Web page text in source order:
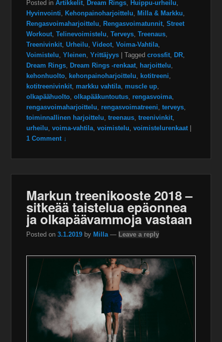
Posted in Artikkelit, Dream Rings, Huippu-urheilu,
Hyvinvointi, Kehonpainoharjoittelu, Milla & Markku,
Rengasvoimaharjoittelu, Rengasvoimatunnit,Street
Workout,Telinevoimistelu,Terveys,Treenaus,
Treenivinkit,Urheilu,Videot,Voima-Vahtila,
Voimistelu,Yleinen,Yrittäjyys |Tagged crossfit, DR,
Dream Rings, Dream Rings -renkaat, harjoittelu,
kehonhuolto, kehonpainoharjoittelu, kotitreeni,
kotitreenivinkit, markku vahtila, muscle up,
olkapäähuolto,olkapääkuntoutus, rengasvoima,
rengasvoimaharjoittelu, rengasvoimatreeni,terveys,
toiminnallinen harjoittelu,treenaus,treenivinkit,
urheilu,voima-vahtila,voimistelu,voimistelurenkaat
1 Comment ↓
Markun treenikooste 2018 –
sitkeää taistelua epäonnea
ja olkapäävammoja vastaan
Posted on3.1.2019 by Milla — Leave a reply